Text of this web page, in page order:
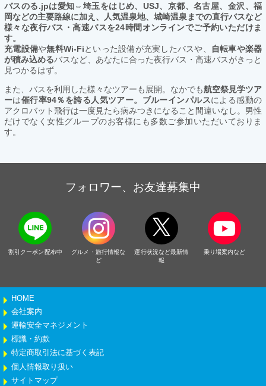
バスのる.jpは愛知⇔埼玉をはじめ、USJ、京都、名古屋、金沢、福
岡などの主要路線に加え、人気温泉地、城崎温泉までの直行バスなど
様々な夜行バス・高速バスを24時間オンラインでご予約いただけま
す。
充電設備や無料Wi-Fiといった設備が充実したバスや、
自転車や楽器
が積み込めるバスなど、あなたに合った夜行バス・高速バスがきっと
見つかるはず。
また、バスを利用した様々なツアーも展開。なかでも航空祭見学ツア
ーは催行率94％を誇る人気ツアー。ブルーインパルスによる感動の
アクロバット飛行は一度見たら病みつきになること間違いなし。男性
だけでなく女性グループのお客様にも多数ご参加いただいておりま
す。
フォロワー、お友達募集中
割引クーポン配布中
グルメ・旅行情報な
ど
運行状況など最新情
報
乗り場案内など
HOME
会社案内
運輸安全マネジメント
標識・約款
特定商取引法に基づく表記
個人情報取り扱い
サイトマップ